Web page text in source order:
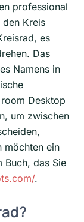
professional
den Kreis
es
Das
Namens in
Desktop
um zwischen
möchten ein
Buch, das Sie
.